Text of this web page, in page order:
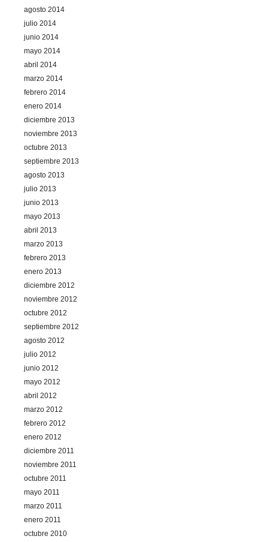
agosto 2014
julio 2014
junio 2014
mayo 2014
abril 2014
marzo 2014
febrero 2014
enero 2014
diciembre 2013
noviembre 2013
octubre 2013
septiembre 2013
agosto 2013
julio 2013
junio 2013
mayo 2013
abril 2013
marzo 2013
febrero 2013
enero 2013
diciembre 2012
noviembre 2012
octubre 2012
septiembre 2012
agosto 2012
julio 2012
junio 2012
mayo 2012
abril 2012
marzo 2012
febrero 2012
enero 2012
diciembre 2011
noviembre 2011
octubre 2011
mayo 2011
marzo 2011
enero 2011
octubre 2010